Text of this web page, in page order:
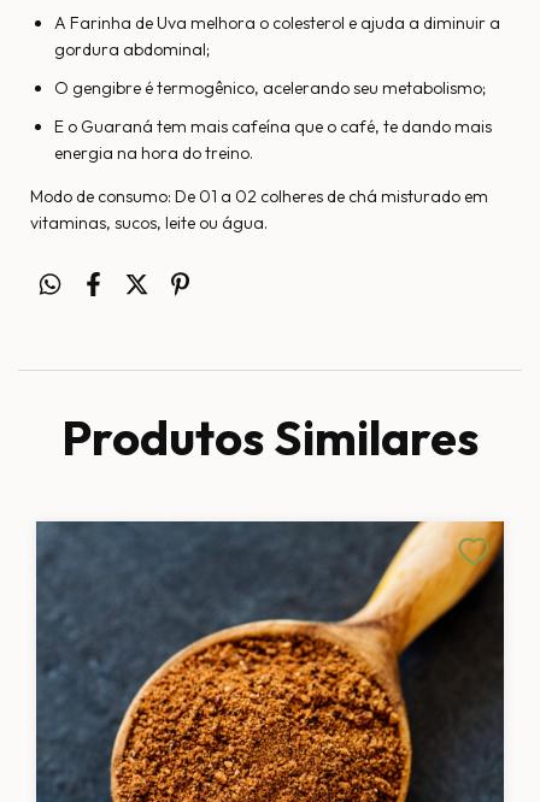
A Farinha de Uva melhora o colesterol e ajuda a diminuir a
gordura abdominal;
O gengibre é termogênico, acelerando seu metabolismo;
E o Guaraná tem mais cafeína que o café, te dando mais
energia na hora do treino.
Modo de consumo: De 01 a 02 colheres de chá misturado em
vitaminas, sucos, leite ou água.
Produtos Similares